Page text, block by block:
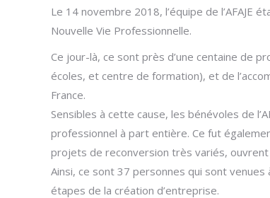
Le 14 novembre 2018, l’équipe de l’AFAJE
Nouvelle Vie Professionnelle.
Ce jour-là, ce sont près d’une centaine de
écoles, et centre de formation), et de
France.
Sensibles à cette cause, les bénévoles de
professionnel à part entière. Ce fut
projets de reconversion très variés,
Ainsi, ce sont 37 personnes qui sont
étapes de la création d’entreprise.